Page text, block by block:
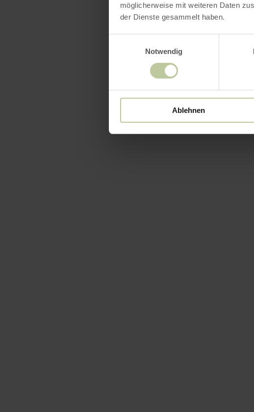
möglicherweise mit weiteren Daten
der Dienste gesammelt haben.
Notwendig
Ablehnen